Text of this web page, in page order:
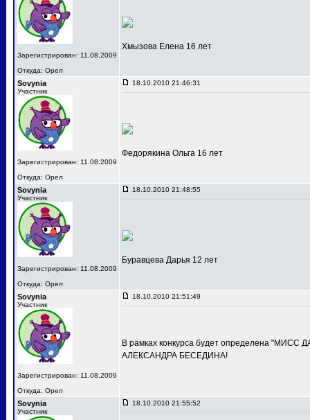
Зарегистрирован: 11.08.2009
Откуда: Орел
Хмызова Елена 16 лет
Sovynia
Участник
Зарегистрирован: 11.08.2009
Откуда: Орел
18.10.2010 21:46:31
Федорякина Ольга 16 лет
Sovynia
Участник
Зарегистрирован: 11.08.2009
Откуда: Орел
18.10.2010 21:48:55
Буравцева Дарья 12 лет
Sovynia
Участник
Зарегистрирован: 11.08.2009
Откуда: Орел
18.10.2010 21:51:49
В рамках конкурса будет определена "МИСС
АЛЕКСАНДРА БЕСЕДИНА!
Sovynia
Участник
18.10.2010 21:55:52